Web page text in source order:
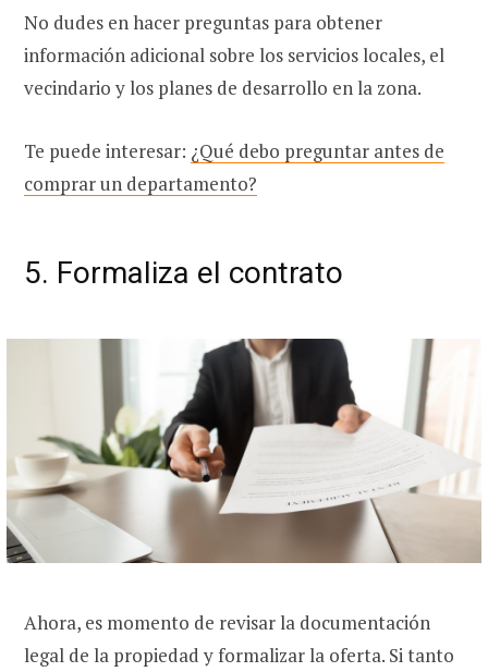
No dudes en hacer preguntas para obtener
información adicional sobre los servicios locales, el
vecindario y los planes de desarrollo en la zona.
Te puede interesar: ¿Qué debo preguntar antes de
comprar un departamento?
5. Formaliza el contrato
Ahora, es momento de revisar la documentación
legal de la propiedad y formalizar la oferta. Si tanto